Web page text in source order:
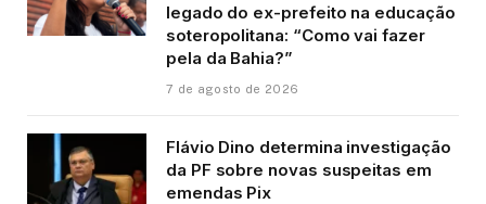
legado do ex-prefeito na educação
soteropolitana: “Como vai fazer
pela da Bahia?”
7 de agosto de 2026
Flávio Dino determina investigação
da PF sobre novas suspeitas em
emendas Pix